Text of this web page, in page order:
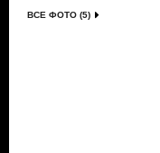
ВСЕ ФОТО (5)